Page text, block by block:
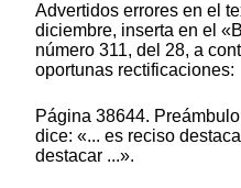
Advertidos errores en el
diciembre, inserta en el
número 311, del 28, a
oportunas rectificaciones:
Página 38644.
dice: «... es reciso
destacar ...».